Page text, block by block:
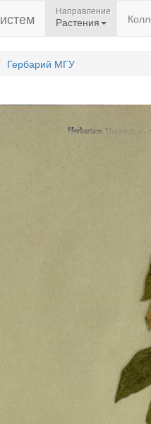
Направление
Растения
Гербарий МГУ